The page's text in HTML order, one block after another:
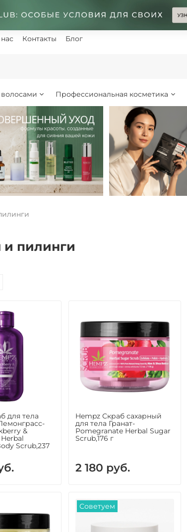
Контакты Блог
волосами Профессиональная косметика
и пилинги
для тела
&
Scrub,237
Hempz Скраб сахарный
для тела Гранат-
Pomegranate Herbal Sugar
Scrub,176 г
2 180 руб.
Советуем